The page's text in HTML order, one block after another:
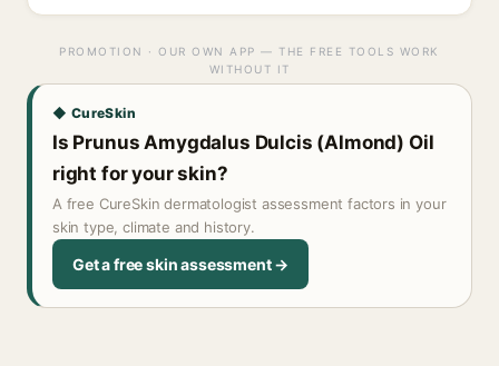
PROMOTION · OUR OWN APP — THE FREE TOOLS WORK
WITHOUT IT
◆ CureSkin
Is Prunus Amygdalus Dulcis (Almond) Oil
right for your skin?
A free CureSkin dermatologist assessment factors in your
skin type, climate and history.
Get a free skin assessment →